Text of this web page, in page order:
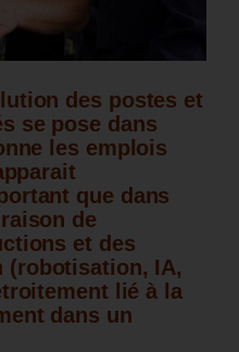
des postes et
se pose dans
les emplois
que dans
de
et des
(robotisation, IA,
lié à la
dans un